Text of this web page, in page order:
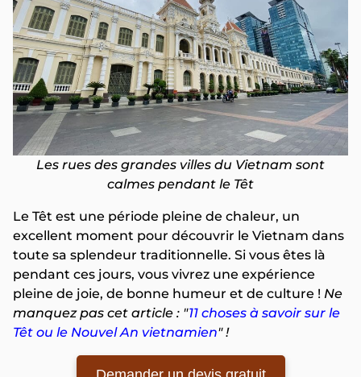
Les rues des grandes villes du Vietnam sont
calmes pendant le Têt
Le Têt est une période pleine de chaleur, un
excellent moment pour découvrir le Vietnam dans
toute sa splendeur traditionnelle. Si vous êtes là
pendant ces jours, vous vivrez une expérience
pleine de joie, de bonne humeur et de culture ! Ne
manquez pas cet article : "11 choses à savoir sur le
Têt ou le Nouvel An vietnamien" !